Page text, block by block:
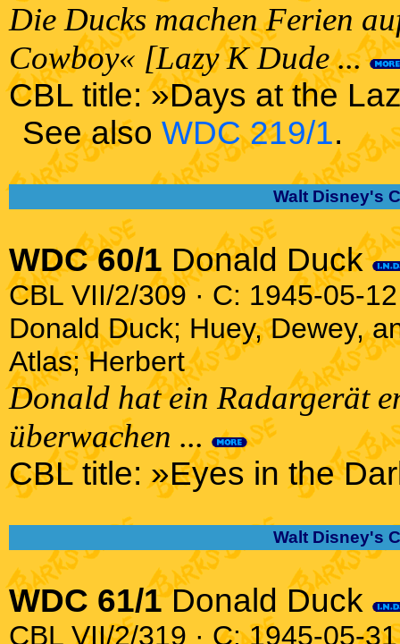
Die Ducks machen Ferien
Cowboy« [Lazy K Dude ...
CBL title: »Days at the
See also WDC 219/1.
Walt Disney's
WDC 60/1 Donald Duck
CBL VII/2/309 · C: 1945-05-
Donald Duck; Huey, Dewey,
Atlas; Herbert
Donald hat ein Radargerät
überwachen ...
CBL title: »Eyes in the
Walt Disney's
WDC 61/1 Donald Duck
CBL VII/2/319 · C: 1945-05-